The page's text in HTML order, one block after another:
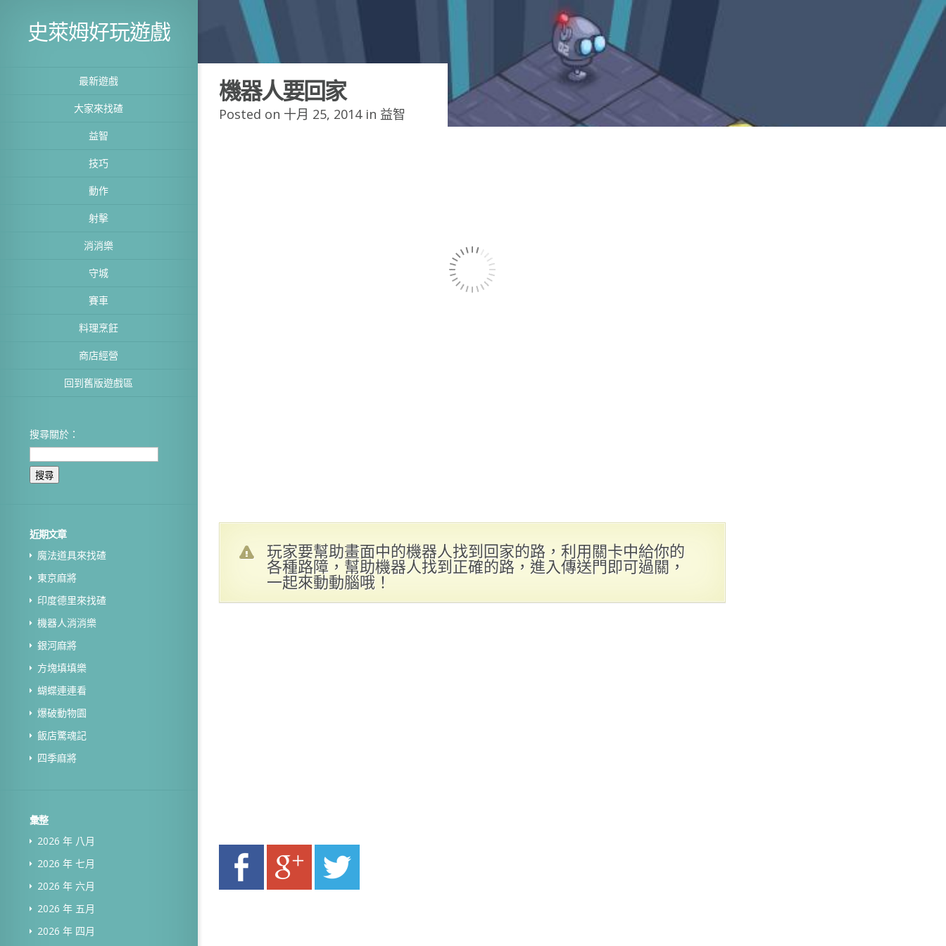
史萊姆好玩遊戲
最新遊戲
大家來找碴
益智
技巧
動作
射擊
消消樂
守城
賽車
料理烹飪
商店經營
回到舊版遊戲區
搜尋關於：
近期文章
魔法道具來找碴
東京麻將
印度德里來找碴
機器人消消樂
銀河麻將
方塊填填樂
蝴蝶連連看
爆破動物園
飯店驚魂記
四季麻將
彙整
2026 年 八月
2026 年 七月
2026 年 六月
2026 年 五月
2026 年 四月
機器人要回家
Posted on 十月 25, 2014 in 益智
玩家要幫助畫面中的機器人找到回家的路，利用關卡中給你的
各種路障，幫助機器人找到正確的路，進入傳送門即可過關，
一起來動動腦哦！